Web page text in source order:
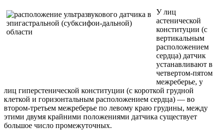
У лиц
астенической
конституции (с
вертикальным
расположением
сердца) датчик
устанавливают в
четвертом-пятом
межреберье, у
лиц гиперстенической конституции (с короткой грудной
клеткой и горизонтальным расположением сердца) — во
втором-третьем межреберье по левому краю грудины, между
этими двумя крайними положениями датчика существует
большое число промежуточных.